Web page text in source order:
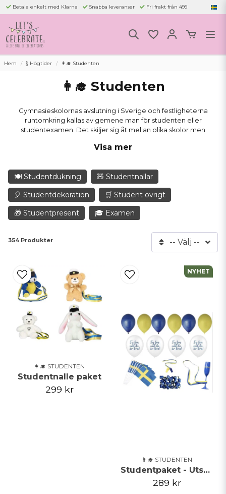
Betala enkelt med Klarna Snabba leveranser Fri frakt från 499
Hem 🍾 Högtider 👩‍🎓 Studenten
👩‍🎓 Studenten
Gymnasieskolornas avslutning i Sverige och festligheterna
runtomkring kallas av gemene man för studenten eller
studentexamen. Det skiljer sig åt mellan olika skolor men
våren brukar det också av studenterna själva arrangeras bal och
innehålla tal och utdelning av stipendier. Dagen i skolan avslutas med
ett så kallat "utspring", då studenterna lämnar skolan. Utspringet
brukar normalt följas upp med bilkorteger genom orten där
studenterna färdas i en bil eller på ett flak.
Efter firandet i skolan eller i kyrkan så är det vanligt med en
mottagning i hemmet för varje enskild elev där familj, släkt och
Dekorationer till studentmottagning.
Inför firandet i hemmet - efter avslutningen i skolan eller kyrkan -
brukar hemmet dekoreras, med ballonger och girlanger i blått och
gult, blommor och ibland björkris. Mottagningen brukar innebära
tårta, dryck och tal med familj och släktingar. Studenten brukar även
få någon form av present.
Vi på Lets Celebrate har ett urval av studentdekorationer,
studentdukning, studentnallar och andra tillbehör för en lyckad
studentmotagning.
Visa mer
🍽 Studentdukning
🧸 Studentnallar
🎈 Studentdekoration
🛒 Student övrigt
🎁 Studentpresent
🎓 Examen
354 Produkter -- Välj --
👩‍🎓 STUDENTEN
Studentnalle paket
299 kr
👩‍🎓 STUDENTEN
Studentpaket - Utspring
289 kr
NYHET